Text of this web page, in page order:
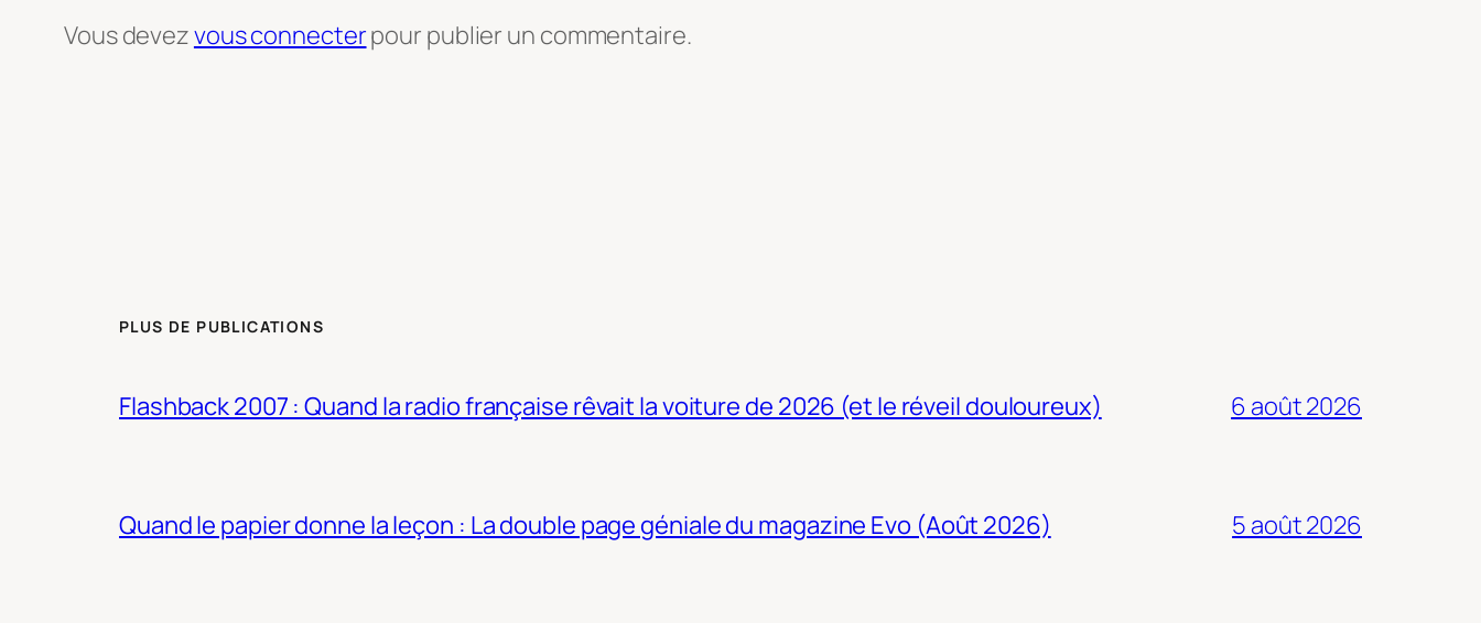
Vous devezvous connecterpour publier un commentaire.
PLUS DE PUBLICATIONS
Flashback 2007 : Quand la radio française rêvait la voiture de 2026 (et le réveil douloureux) 6 août 2026
Quand le papier donne la leçon : La double page géniale du magazine Evo (Août 2026) 5 août 2026